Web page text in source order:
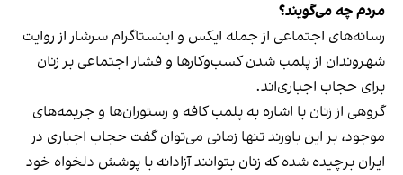
مردم چه می‌گویند؟
رسانه‎‌های اجتماعی از جمله ایکس و اینستاگرام سرشار از روایت
شهروندان از پلمب شدن کسب‌وکارها و فشار اجتماعی بر زنان
برای حجاب اجباری‌اند.
گروهی از زنان با اشاره به پلمب کافه و رستوران‌ها و جریمه‌های
موجود، بر این باورند تنها زمانی می‌توان گفت حجاب اجباری در
ایران برچیده شده که زنان بتوانند آزادانه با پوشش دلخواه خود